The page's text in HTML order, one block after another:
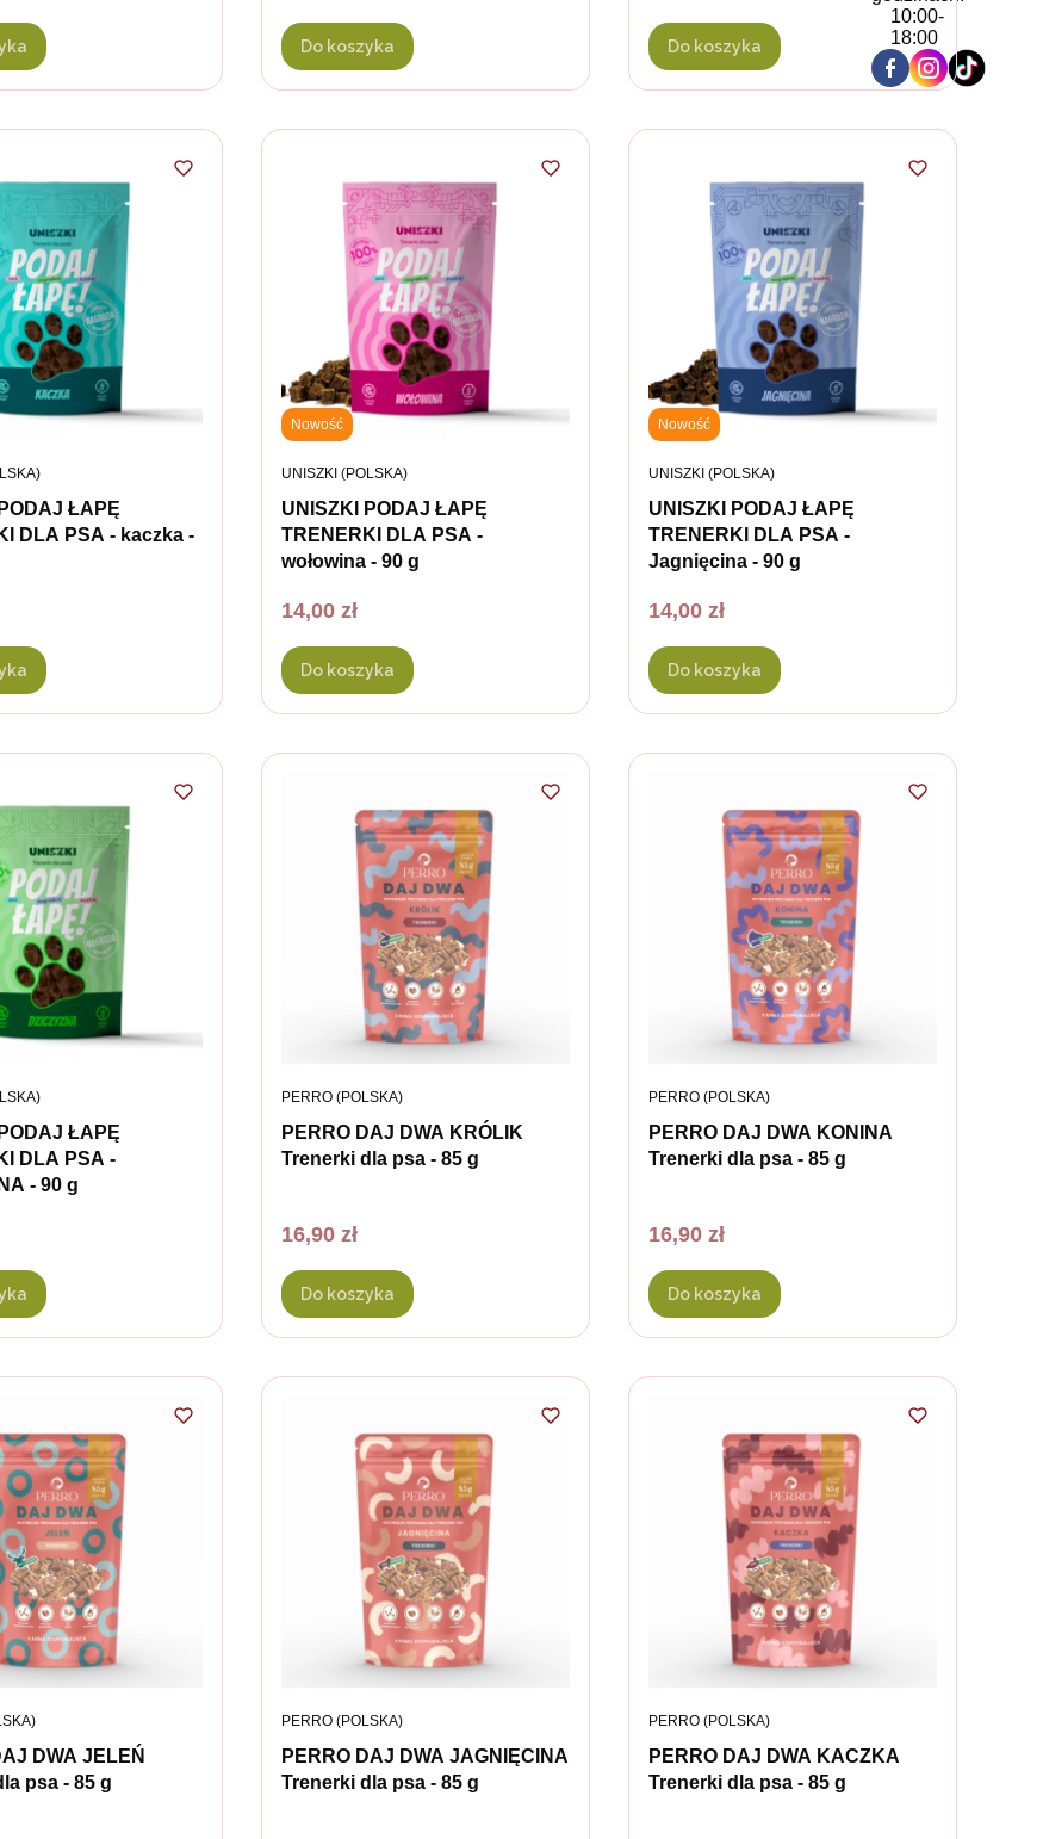
10:00-
18:00
Do koszyka Do koszyka
ŁAPĘ
DLA PSA - kaczka -
Nowość
UNISZKI PODAJ ŁAPĘ
TRENERKI DLA PSA -
wołowina - 90 g
PRODUCENT
UNISZKI (POLSKA)
Cena
14,00 zł
Do koszyka
Nowość
UNISZKI PODAJ ŁAPĘ
TRENERKI DLA PSA -
Jagnięcina - 90 g
PRODUCENT
UNISZKI (POLSKA)
Cena
14,00 zł
Do koszyka
ŁAPĘ
DLA PSA -
- 90 g
PERRO DAJ DWA KRÓLIK
Trenerki dla psa - 85 g
PRODUCENT
PERRO (POLSKA)
Cena
16,90 zł
Do koszyka
PERRO DAJ DWA KONINA
Trenerki dla psa - 85 g
PRODUCENT
PERRO (POLSKA)
Cena
16,90 zł
Do koszyka
DWA JELEŃ
psa - 85 g
PERRO DAJ DWA JAGNIĘCINA
Trenerki dla psa - 85 g
PRODUCENT
PERRO (POLSKA)
PERRO DAJ DWA KACZKA
Trenerki dla psa - 85 g
PRODUCENT
PERRO (POLSKA)